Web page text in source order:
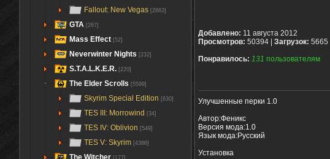
Fallout: New Vegas [2883]
GTA [267]
Mass Effect [52]
Neverwinter Nights [232]
S.T.A.L.K.E.R. [220]
The Elder Scrolls [5599]
Skyrim Special Edition [630]
TES III: Morrowind [34]
TES IV: Oblivion [549]
TES V: Skyrim [4386]
The Witcher [177]
Добавлено: 11 августа 2012
Просмотров: 50394 | Загрузок: 5665 |
Понравилось: 131 пользователям
Улучшенные перки 1.0
Автор:Феникс
Версия мода:1.0
Язык мода:Русский
Установка